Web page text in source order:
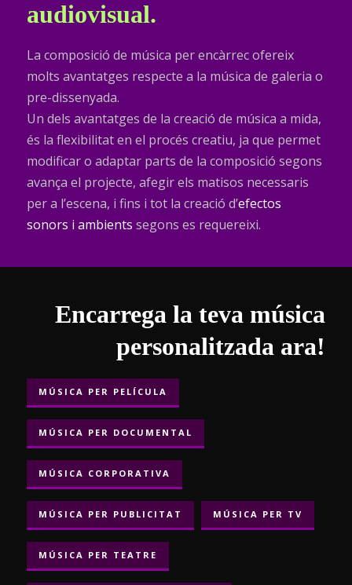
audiovisual.
La composició de música per encàrrec ofereix
molts avantatges respecte a la música de galeria o
pre-dissenyada.
Un dels avantatges de la creació de música a mida,
és la flexibilitat en el procés creatiu, ja que permet
modificar o adaptar parts de la composició segons
avança el projecte, afegir els matisos necessaris
per a l’escena, i fins i tot la creació d’efectos
sonors i ambients segons es requereixi.
Encarrega la teva música
personalitzada ara!
MÚSICA PER PELÍCULA
MÚSICA PER DOCUMENTAL
MÚSICA CORPORATIVA
MÚSICA PER PUBLICITAT MÚSICA PER TV
MÚSICA PER TEATRE